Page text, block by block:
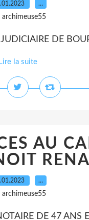
…
archimeuse55
DE
Lire la suite
AU
…
archimeuse55
DE 47 ANS